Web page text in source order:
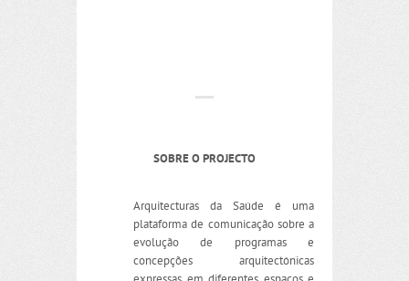
SOBRE O PROJECTO
Arquitecturas da Saúde é uma
plataforma de comunicação sobre a
evolução de programas e
concepções arquitectónicas